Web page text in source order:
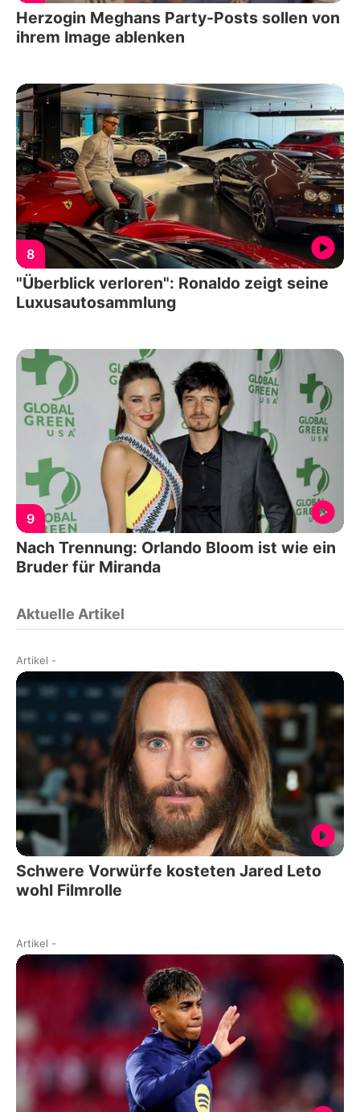
Herzogin Meghans Party-Posts sollen von
ihrem Image ablenken
8
"Überblick verloren": Ronaldo zeigt seine
Luxusautosammlung
9
Nach Trennung: Orlando Bloom ist wie ein
Bruder für Miranda
Aktuelle Artikel
Artikel -
Schwere Vorwürfe kosteten Jared Leto
wohl Filmrolle
Artikel -